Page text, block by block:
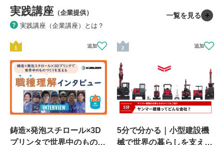
実践講座 （企業提供）
実践講座（企業講座）とは？
一覧を見る
1
鋳造×発泡スチロール×3D
プリンタで世界中のものづ
2
5分で分かる｜小型建設機
械で世界の暮らしを支え